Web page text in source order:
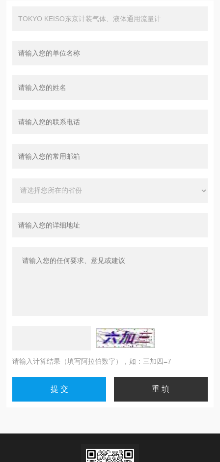
请输入计算结果（填写阿拉伯数字），如：三加四=7